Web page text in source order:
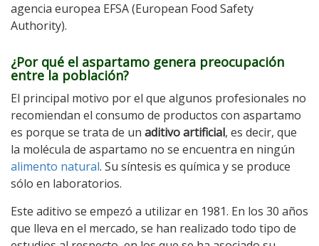
agencia europea EFSA (European Food Safety
Authority).
¿Por qué el aspartamo genera preocupación
entre la población?
El principal motivo por el que algunos profesionales no
recomiendan el consumo de productos con aspartamo
es porque se trata de un aditivo artificial, es decir, que
la molécula de aspartamo no se encuentra en ningún
alimento natural. Su síntesis es química y se produce
sólo en laboratorios.
Este aditivo se empezó a utilizar en 1981. En los 30 años
que lleva en el mercado, se han realizado todo tipo de